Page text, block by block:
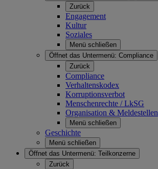
Zurück
Engagement
Kultur
Soziales
Menü schließen
Öffnet das Untermenü: Compliance
Zurück
Compliance
Verhaltenskodex
Korruptionsverbot
Menschenrechte / LkSG
Organisation & Meldestellen
Menü schließen
Geschichte
Menü schließen
Öffnet das Untermenü: Teilkonzerne
Zurück